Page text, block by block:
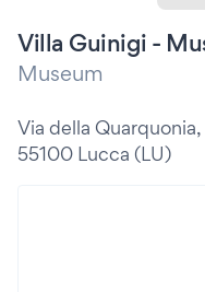
Villa Guinigi -
Museum
Via della
55100 Lucca (LU)